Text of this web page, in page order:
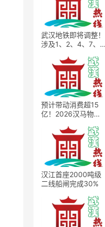
武汉地铁即将调整！
涉及1、2、4、7、8
预计带动消费超15
亿！2026汉马物资
汉江首座2000吨级
二线船闸完成30%